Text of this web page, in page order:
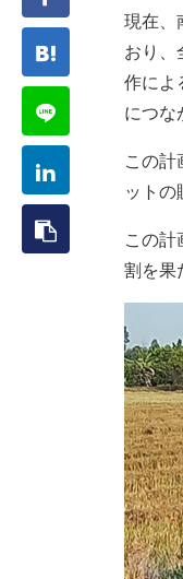
現在、
おり、
作によ
につな
この計
ットの
この
割を果